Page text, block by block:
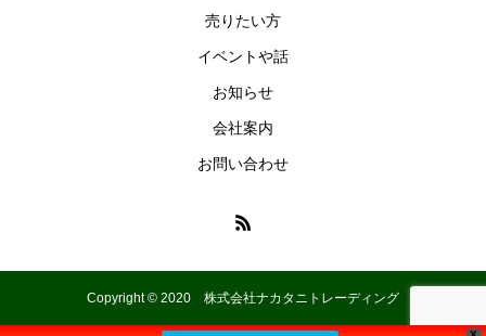
売りたい方
イベントや話
お知らせ
会社案内
お問い合わせ
Copyright © 2020 株式会社ナカタニトレーディング